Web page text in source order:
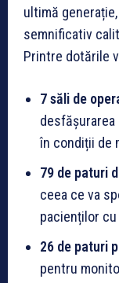
ultimă
semnificativ
Printre dotările
7 săli de
în condiții de
79 de paturi
ceea ce va
pacienților
26 de paturi
pentru